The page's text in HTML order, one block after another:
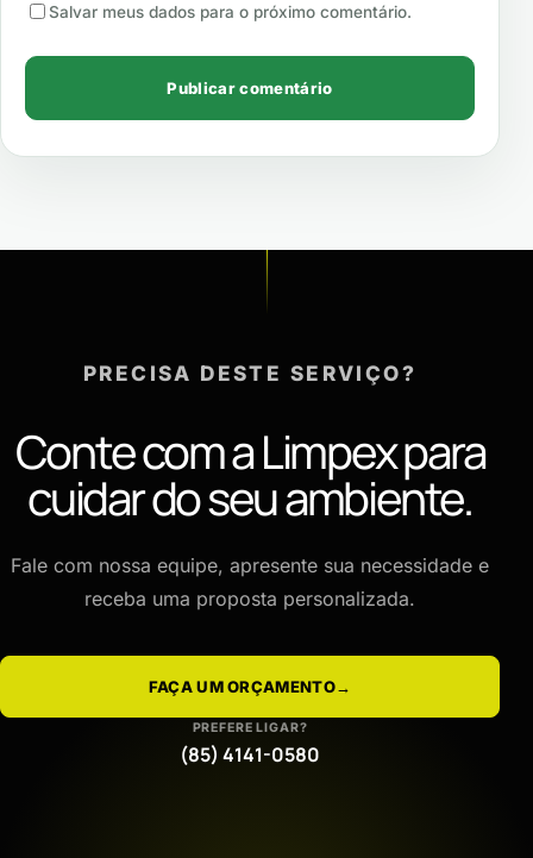
Salvar meus dados para o próximo comentário.
PRECISA DESTE SERVIÇO?
Conte com a Limpex para
cuidar do seu ambiente.
Fale com nossa equipe, apresente sua necessidade e
receba uma proposta personalizada.
FAÇA UM ORÇAMENTO→
PREFERE LIGAR?
(85) 4141-0580